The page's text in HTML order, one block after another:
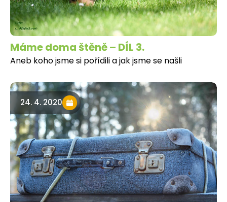
Máme doma štěně – DÍL 3.
Aneb koho jsme si pořídili a jak jsme se našli
24. 4. 2020